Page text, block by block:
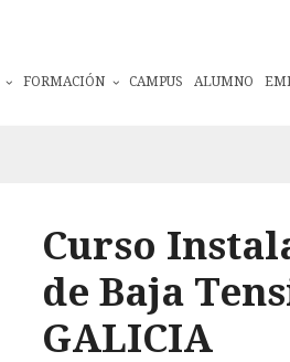
FORMACIÓN CAMPUS ALUMNO
Curso
de Baja
GALICIA